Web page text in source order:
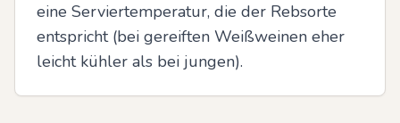
eine Serviertemperatur, die der Rebsorte
entspricht (bei gereiften Weißweinen eher
leicht kühler als bei jungen).